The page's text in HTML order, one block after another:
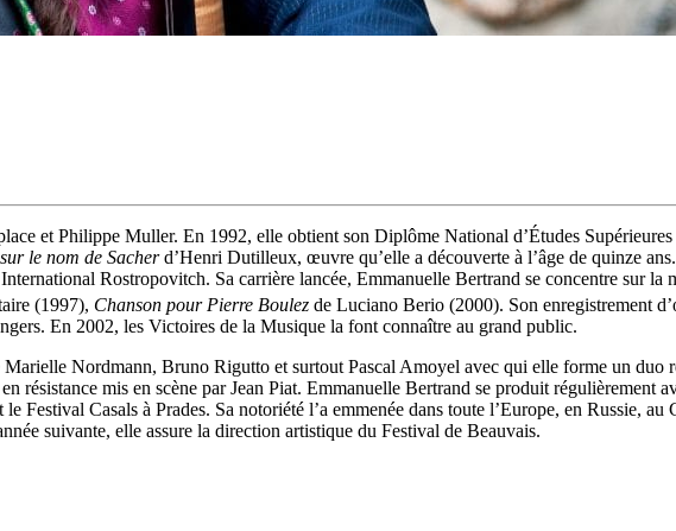
et Philippe Muller. En 1992, elle obtient son Diplôme National d’Études
le nom de Sacherd’Henri Dutilleux, œuvre qu’elle a découverte à l’âge de quinze
Rostropovitch. Sa carrière lancée, Emmanuelle Bertrand se concentre sur la
(1997), Chanson pour Pierre Boulez de Luciano Berio (2000). Son enregistrement
En 2002, les Victoires de la Musique la font connaître au grand public.
Nordmann, Bruno Rigutto et surtout Pascal Amoyel avec qui elle forme un duo
résistance mis en scène par Jean Piat. Emmanuelle Bertrand se produit régulièrement
Casals à Prades. Sa notoriété l’a emmenée dans toute l’Europe, en Russie, au
suivante, elle assure la direction artistique du Festival de Beauvais.